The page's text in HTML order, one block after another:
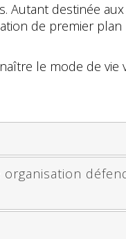
Autant destinée aux
de premier
le mode de vie